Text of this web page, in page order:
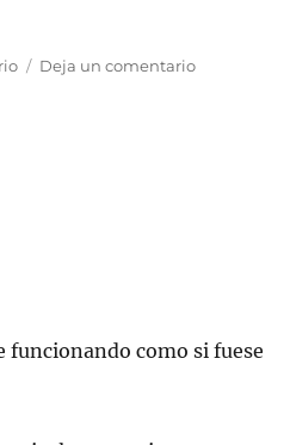
Deja un comentario
funcionando como si fuese